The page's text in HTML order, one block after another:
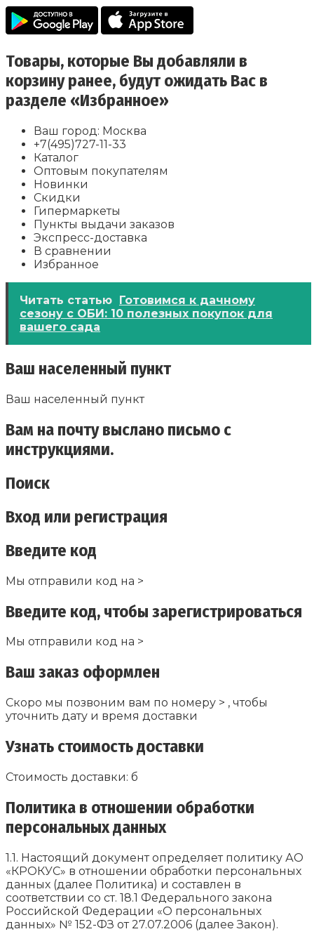
Товары, которые Вы добавляли в
корзину ранее, будут ожидать Вас в
разделе «Избранное»
Ваш город: Москва
+7(495)727-11-33
Каталог
Оптовым покупателям
Новинки
Скидки
Гипермаркеты
Пункты выдачи заказов
Экспресс-доставка
В сравнении
Избранное
Читать статью
Готовимся к дачному
сезону с ОБИ: 10 полезных покупок для
вашего сада
Ваш населенный пункт
Ваш населенный пункт
Вам на почту выслано письмо с
инструкциями.
Поиск
Вход или регистрация
Введите код
Мы отправили код на >
Введите код, чтобы зарегистрироваться
Мы отправили код на >
Ваш заказ оформлен
Скоро мы позвоним вам по номеру > , чтобы
уточнить дату и время доставки
Узнать стоимость доставки
Стоимость доставки: б
Политика в отношении обработки
персональных данных
1.1. Настоящий документ определяет политику АО
«КРОКУС» в отношении обработки персональных
данных (далее Политика) и составлен в
соответствии со ст. 18.1 Федерального закона
Российской Федерации «О персональных
данных» № 152-ФЗ от 27.07.2006 (далее Закон).